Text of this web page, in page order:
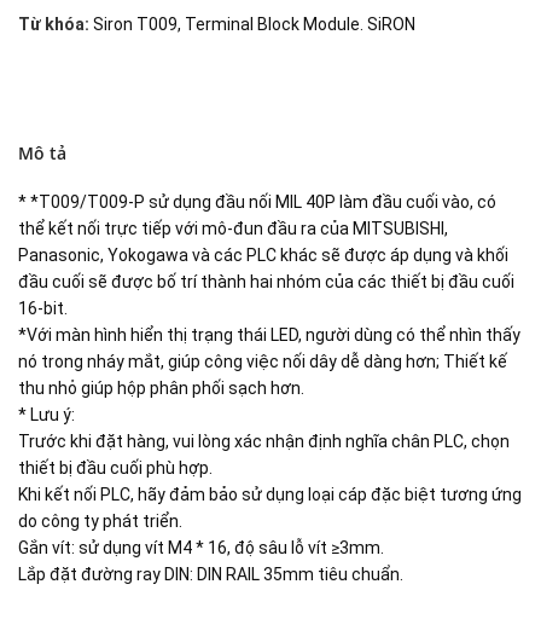
Từ khóa: Siron T009, Terminal Block Module. SiRON
Mô tả
* *T009/T009-P sử dụng đầu nối MIL 40P làm đầu cuối vào, có
thể kết nối trực tiếp với mô-đun đầu ra của MITSUBISHI,
Panasonic, Yokogawa và các PLC khác sẽ được áp dụng và khối
đầu cuối sẽ được bố trí thành hai nhóm của các thiết bị đầu cuối
16-bit.
*Với màn hình hiển thị trạng thái LED, người dùng có thể nhìn thấy
nó trong nháy mắt, giúp công việc nối dây dễ dàng hơn; Thiết kế
thu nhỏ giúp hộp phân phối sạch hơn.
* Lưu ý:
Trước khi đặt hàng, vui lòng xác nhận định nghĩa chân PLC, chọn
thiết bị đầu cuối phù hợp.
Khi kết nối PLC, hãy đảm bảo sử dụng loại cáp đặc biệt tương ứng
do công ty phát triển.
Gắn vít: sử dụng vít M4 * 16, độ sâu lỗ vít ≥3mm.
Lắp đặt đường ray DIN: DIN RAIL 35mm tiêu chuẩn.